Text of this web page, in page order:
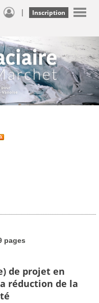
| Inscription
pages
de projet en
réduction de la